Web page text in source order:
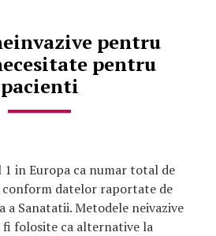
pentru
pentru
pacienti
1 in Europa ca numar total de
conform datelor raportate de
a Sanatatii. Metodele neivazive
folosite ca alternative la